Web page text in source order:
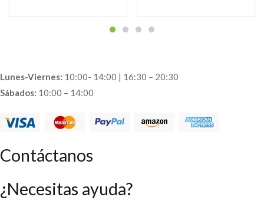
Lunes-Viernes: 10:00- 14:00 | 16:30 – 20:30
Sábados: 10:00 – 14:00
Contáctanos
¿Necesitas ayuda?